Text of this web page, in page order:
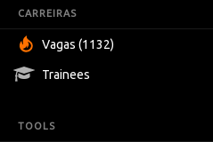
CARREIRAS
Vagas (1132)
Trainees
TOOLS